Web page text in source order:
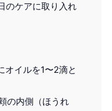
のケアに取り入れ
オイルを1〜2滴と
の内側（ほうれ